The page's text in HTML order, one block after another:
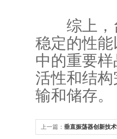
综上，台
稳定的性
中的重要
活性和结
输和储存。
上一篇： 垂直振荡器创新技